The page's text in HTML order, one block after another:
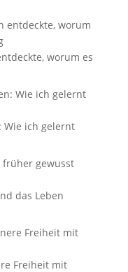
worum es
Wie ich gelernt
das Leben
Freiheit mit